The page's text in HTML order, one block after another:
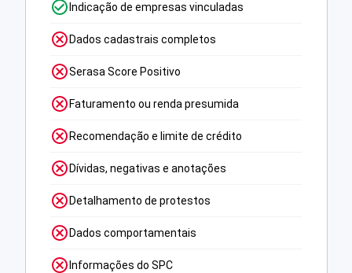
Indicação de empresas vinculadas
Dados cadastrais completos
Serasa Score Positivo
Faturamento ou renda presumida
Recomendação e limite de crédito
Dívidas, negativas e anotações
Detalhamento de protestos
Dados comportamentais
Informações do SPC